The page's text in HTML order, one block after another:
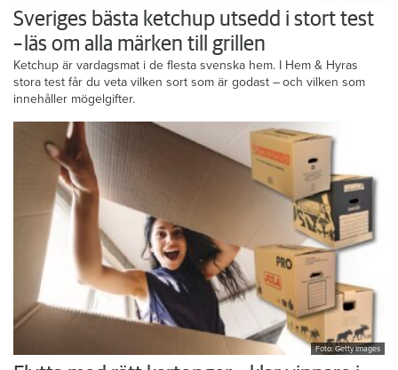
Sveriges bästa ketchup utsedd i stort test
– läs om alla märken till grillen
Ketchup är vardagsmat i de flesta svenska hem. I Hem & Hyras
stora test får du veta vilken sort som är godast – och vilken som
innehåller mögelgifter.
Foto: Getty Images